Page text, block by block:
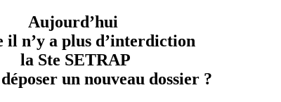
Aujourd’hui
il n’y a plus d’interdiction
la Ste SETRAP
un nouveau dossier ?